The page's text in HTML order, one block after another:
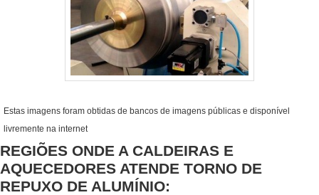
Estas imagens foram obtidas de bancos de imagens públicas e disponível
livremente na internet
REGIÕES ONDE A CALDEIRAS E
AQUECEDORES ATENDE TORNO DE
REPUXO DE ALUMÍNIO: